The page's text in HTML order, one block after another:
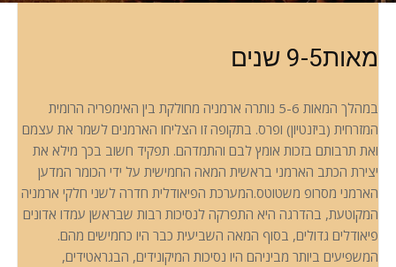
מאות9-5 שנים
במהלך המאות 5-6 נותרה ארמניה מחולקת בין האימפריה הרומית
המזרחית (ביזנטיון) ופרס. בתקופה זו הצליחו הארמנים לשמר את עצמם
ואת תרבותם בזכות אומץ לבם והתמדהם. תפקיד חשוב בכך מילא את
יצירת הכתב הארמני בראשית המאה החמישית על ידי הכומר המדען
הארמני מסרופ משטוטס.המערכת הפיאודלית חדרה לשני חלקי ארמניה
המקוטעת, בהדרגה היא התפרקה לנסיכות רבות שבראשן עמדו אדונים
פיאודלים גדולים, בסוף המאה השביעית כבר היו כחמישים מהם.
המשפיעים ביותר מביניהם היו נסיכות המיקונידים, הבגראטידים,